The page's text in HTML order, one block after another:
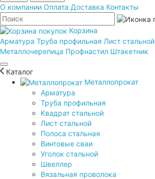
О компании Оплата Доставка Контакты
Корзина
Арматура Труба профильная Лист стальной
Металлочерепица Профнастил Штакетник
Каталог
Металлопрокат
Арматура
Труба профильная
Квадрат стальной
Лист стальной
Полоса стальная
Винтовые сваи
Уголок стальной
Швеллер
Вязальная проволока